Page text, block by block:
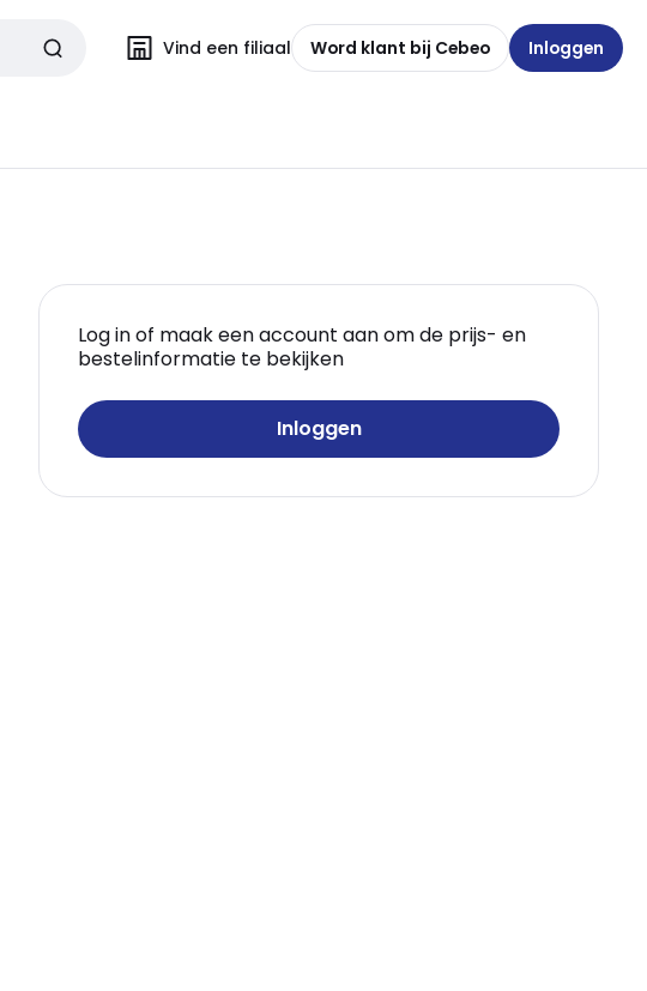
Vind een filiaal Word klant bij Cebeo Inloggen
Log in of maak een account aan om de prijs- en
bestelinformatie te bekijken
Inloggen